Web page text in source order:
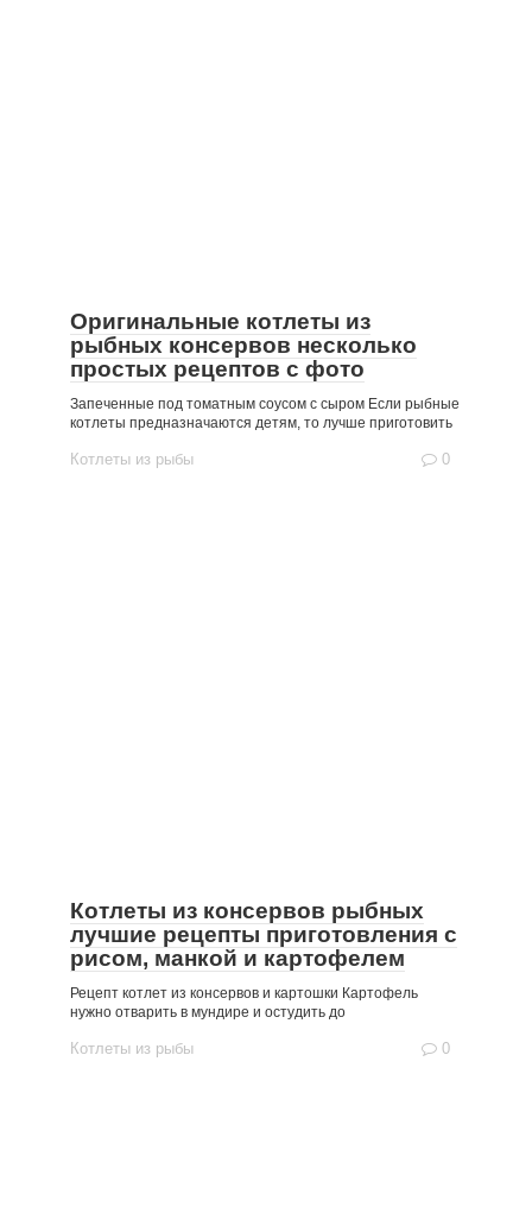
Оригинальные котлеты из
рыбных консервов несколько
простых рецептов с фото
Запеченные под томатным соусом с сыром Если рыбные
котлеты предназначаются детям, то лучше приготовить
Котлеты из рыбы 0
Котлеты из консервов рыбных
лучшие рецепты приготовления с
рисом, манкой и картофелем
Рецепт котлет из консервов и картошки Картофель
нужно отварить в мундире и остудить до
Котлеты из рыбы 0